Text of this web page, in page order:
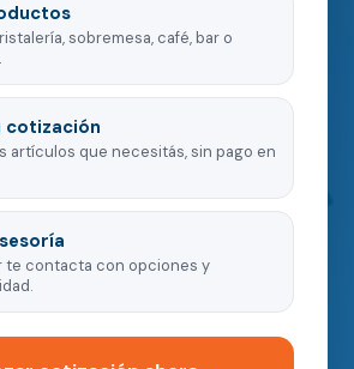
sobremesa, café, bar o
cotización
artículos que necesitás, sin pago en
te contacta con opciones y